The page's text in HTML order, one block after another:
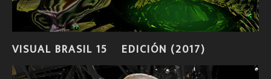
VISUAL BRASIL 15º EDICIÓN (2017)